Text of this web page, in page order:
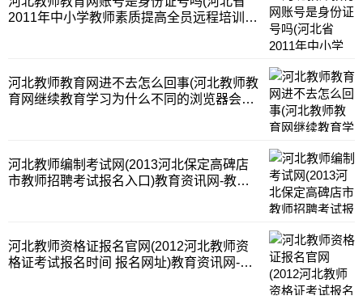
2011年中小学教师素质提高全员远程培训账
河北教师教育网进不去怎么回事(河北教师教
育网继续教育学习为什么不同的浏览器会出
河北教师编制考试网(2013河北保定高碑店
市教师招聘考试报名入口)教育资讯网-教育
河北教师资格证报名官网(2012河北教师资
格证考试报名时间 报名网址)教育资讯网-教